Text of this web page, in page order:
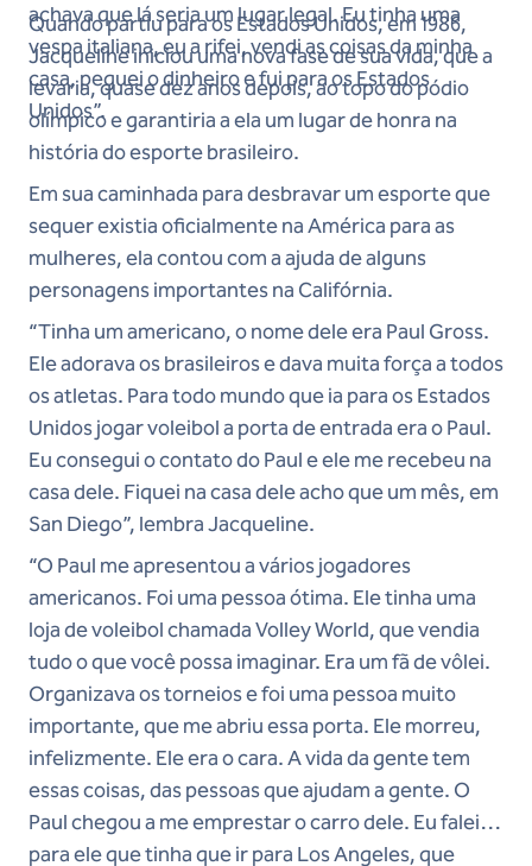
achava que lá seria um lugar legal. Eu tinha uma
vespa italiana, eu a rifei, vendi as coisas da minha
casa, peguei o dinheiro e fui para os Estados
Unidos”.
Quando partiu para os Estados Unidos, em 1986,
Jacqueline iniciou uma nova fase de sua vida, que a
levaria, quase dez anos depois, ao topo do pódio
olímpico e garantiria a ela um lugar de honra na
história do esporte brasileiro.
Em sua caminhada para desbravar um esporte que
sequer existia oficialmente na América para as
mulheres, ela contou com a ajuda de alguns
personagens importantes na Califórnia.
“Tinha um americano, o nome dele era Paul Gross.
Ele adorava os brasileiros e dava muita força a todos
os atletas. Para todo mundo que ia para os Estados
Unidos jogar voleibol a porta de entrada era o Paul.
Eu consegui o contato do Paul e ele me recebeu na
casa dele. Fiquei na casa dele acho que um mês, em
San Diego”, lembra Jacqueline.
“O Paul me apresentou a vários jogadores
americanos. Foi uma pessoa ótima. Ele tinha uma
loja de voleibol chamada Volley World, que vendia
tudo o que você possa imaginar. Era um fã de vôlei.
Organizava os torneios e foi uma pessoa muito
importante, que me abriu essa porta. Ele morreu,
infelizmente. Ele era o cara. A vida da gente tem
essas coisas, das pessoas que ajudam a gente. O
Paul chegou a me emprestar o carro dele. Eu falei
para ele que tinha que ir para Los Angeles, que